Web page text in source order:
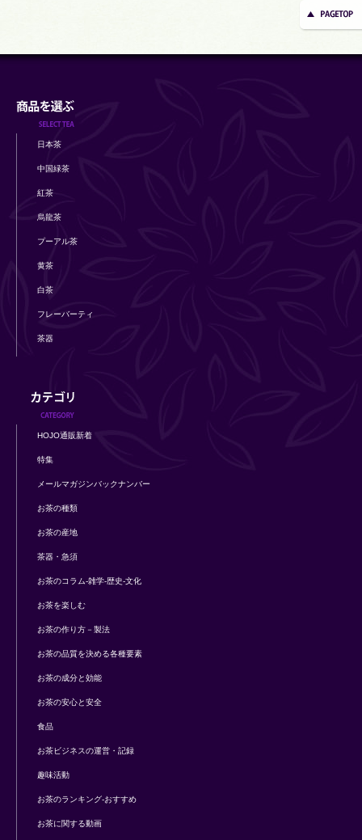
日本茶
中国緑茶
紅茶
烏龍茶
プーアル茶
黄茶
白茶
フレーバーティ
茶器
HOJO通販新着
特集
メールマガジンバックナンバー
お茶の種類
お茶の産地
茶器・急須
お茶のコラム-雑学-歴史-文化
お茶を楽しむ
お茶の作り方－製法
お茶の品質を決める各種要素
お茶の成分と効能
お茶の安心と安全
食品
お茶ビジネスの運営・記録
趣味活動
お茶のランキング-おすすめ
お茶に関する動画